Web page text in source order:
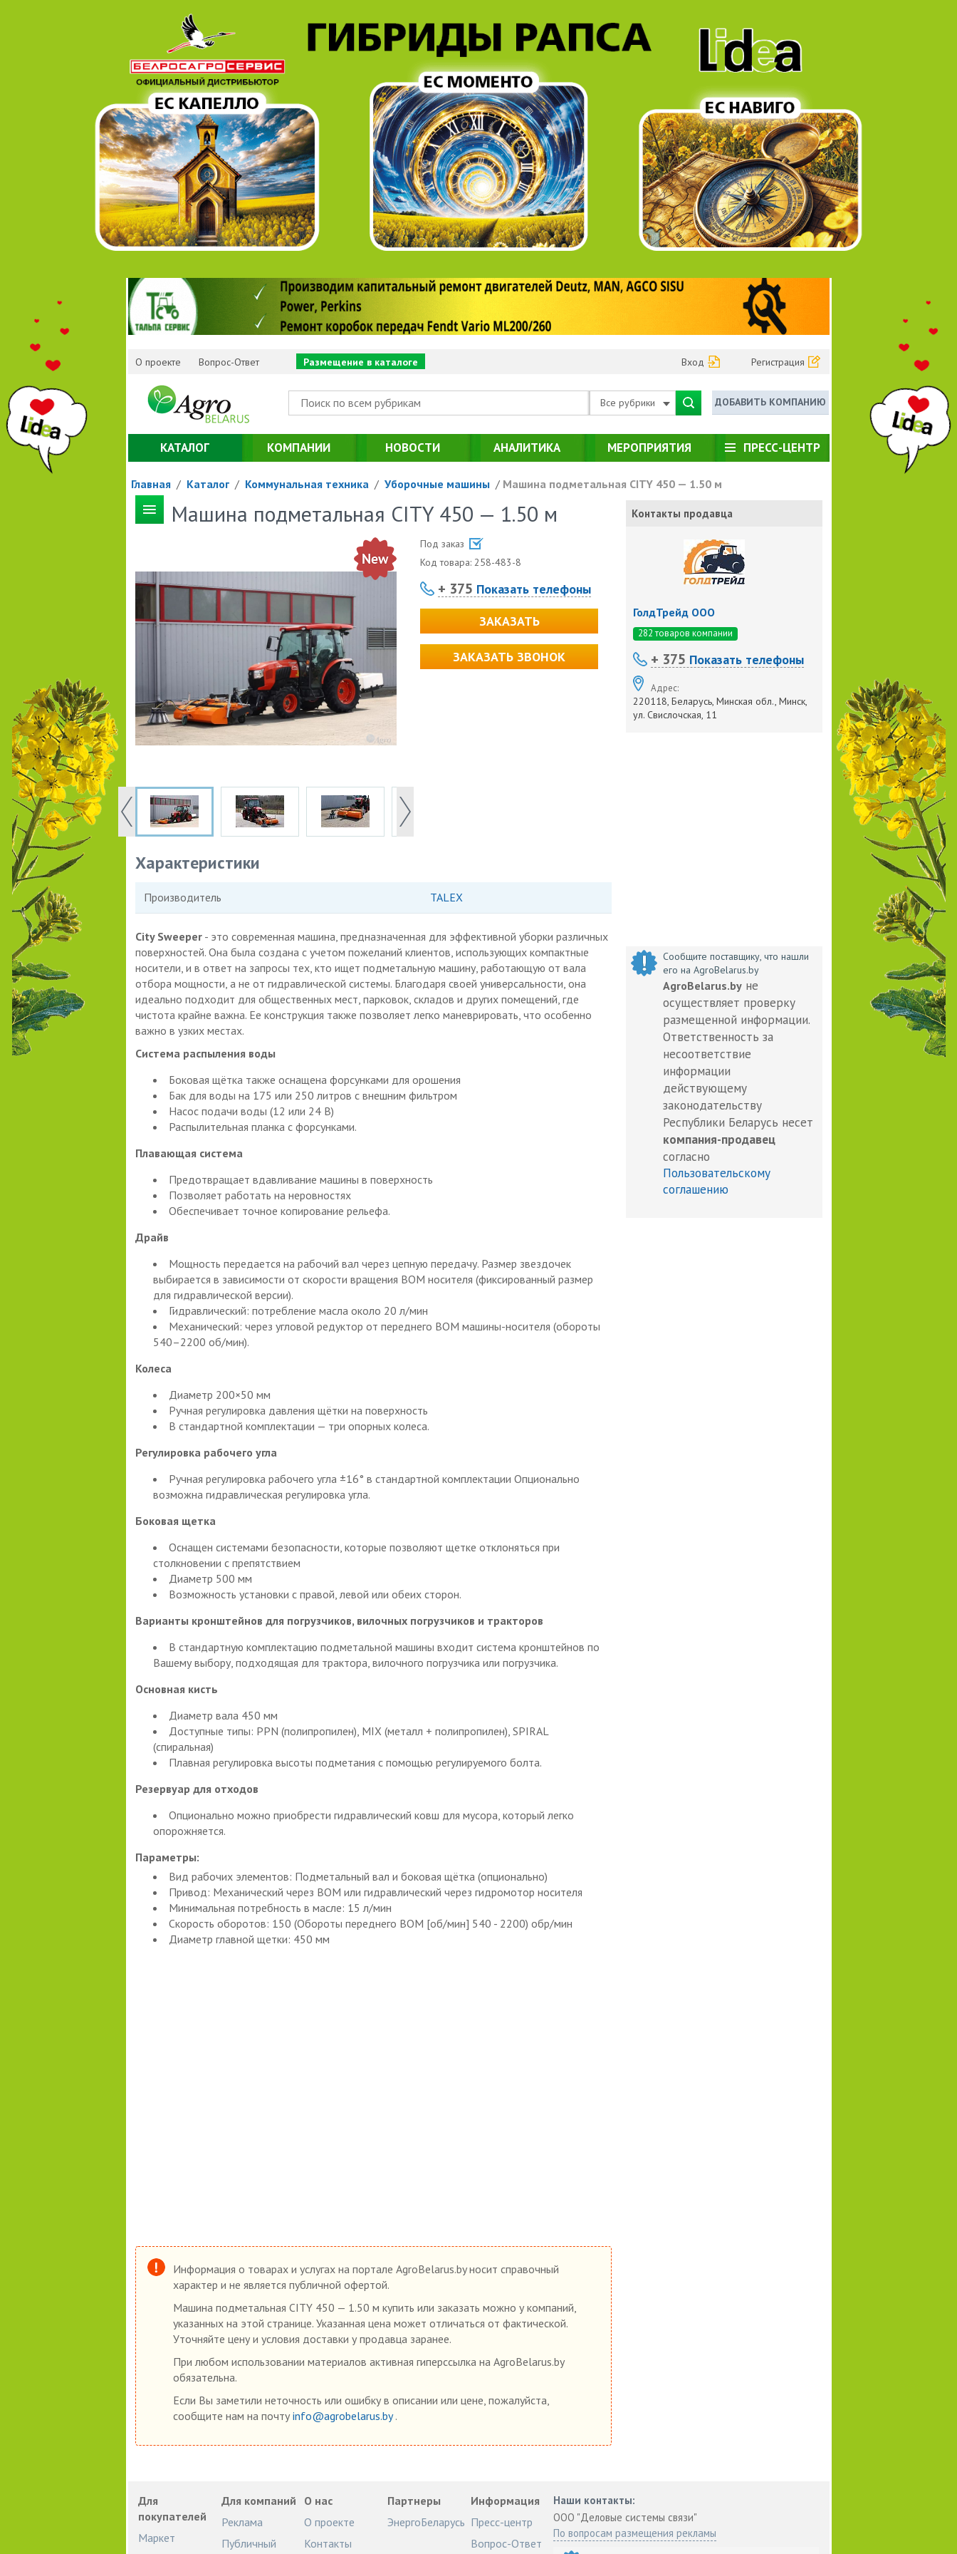
О проекте Вопрос-Ответ Размещение в каталоге Вход Регистрация
Все рубрики ДОБАВИТЬ КОМПАНИЮ
КАТАЛОГ КОМПАНИИ НОВОСТИ АНАЛИТИКА МЕРОПРИЯТИЯ ПРЕСС-ЦЕНТР
Главная / Каталог / Коммунальная техника / Уборочные машины / Машина подметальная CITY 450 — 1.50 м
Машина подметальная CITY 450 — 1.50 м
Под заказ
Код товара:258-483-8
+ 375 Показать телефоны
ЗАКАЗАТЬ
ЗАКАЗАТЬ ЗВОНОК
Характеристики
Производитель TALEX
City Sweeper- это современная машина, предназначенная для эффективной уборки различных
поверхностей. Она была создана с учетом пожеланий клиентов, использующих компактные
носители, и в ответ на запросы тех, кто ищет подметальную машину, работающую от вала
отбора мощности, а не от гидравлической системы. Благодаря своей универсальности, она
идеально подходит для общественных мест, парковок, складов и других помещений, где
чистота крайне важна. Ее конструкция также позволяет легко маневрировать, что особенно
важно в узких местах.
Система распыления воды
Боковая щётка также оснащена форсунками для орошения
Бак для воды на 175 или 250 литров с внешним фильтром
Насос подачи воды (12 или 24 В)
Распылительная планка с форсунками.
Плавающая система
Предотвращает вдавливание машины в поверхность
Позволяет работать на неровностях
Обеспечивает точное копирование рельефа.
Драйв
Мощность передается на рабочий вал через цепную передачу. Размер звездочек
выбирается в зависимости от скорости вращения ВОМ носителя (фиксированный размер
для гидравлической версии).
Гидравлический: потребление масла около 20 л/мин
Механический: через угловой редуктор от переднего ВОМ машины-носителя (обороты
540–2200 об/мин).
Колеса
Диаметр 200×50 мм
Ручная регулировка давления щётки на поверхность
В стандартной комплектации — три опорных колеса.
Регулировка рабочего угла
Ручная регулировка рабочего угла ±16° в стандартной комплектации Опционально
возможна гидравлическая регулировка угла.
Боковая щетка
Оснащен системами безопасности, которые позволяют щетке отклоняться при
столкновении с препятствием
Диаметр 500 мм
Возможность установки с правой, левой или обеих сторон.
Варианты кронштейнов для погрузчиков, вилочных погрузчиков и тракторов
В стандартную комплектацию подметальной машины входит система кронштейнов по
Вашему выбору, подходящая для трактора, вилочного погрузчика или погрузчика.
Основная кисть
Диаметр вала 450 мм
Доступные типы: PPN (полипропилен), MIX (металл + полипропилен), SPIRAL
(спиральная)
Плавная регулировка высоты подметания с помощью регулируемого болта.
Резервуар для отходов
Опционально можно приобрести гидравлический ковш для мусора, который легко
опорожняется.
Параметры:
Вид рабочих элементов: Подметальный вал и боковая щётка (опционально)
Привод: Механический через ВОМ или гидравлический через гидромотор носителя
Минимальная потребность в масле: 15 л/мин
Скорость оборотов: 150 (Обороты переднего ВОМ [об/мин] 540 - 2200) обр/мин
Диаметр главной щетки: 450 мм
Контакты продавца
ГолдТрейд ООО
282 товаров компании
+ 375 Показать телефоны
Адрес:
220118, Беларусь, Минская обл., Минск,
ул. Свислочская, 11
Сообщите поставщику, что нашли
его на AgroBelarus.by
AgroBelarus.by не
осуществляет проверку
размещенной информации.
Ответственность за
несоответствие
информации
действующему
законодательству
Республики Беларусь несет
компания-продавец
согласно
Пользовательскому
соглашению
Информация о товарах и услугах на портале AgroBelarus.by носит справочный
характер и не является публичной офертой.
Машина подметальная CITY 450 — 1.50 м купить или заказать можно у компаний,
указанных на этой странице. Указанная цена может отличаться от фактической.
Уточняйте цену и условия доставки у продавца заранее.
При любом использовании материалов активная гиперссылка на AgroBelarus.by
обязательна.
Если Вы заметили неточность или ошибку в описании или цене, пожалуйста,
сообщите нам на почту info@agrobelarus.by.
Для
покупателей
Маркет
Для компаний
Реклама
Публичный
О нас
О проекте
Контакты
Партнеры
ЭнергоБеларусь
Информация
Пресс-центр
Вопрос-Ответ
Наши контакты:
ООО "Деловые системы связи"
По вопросам размещения рекламы